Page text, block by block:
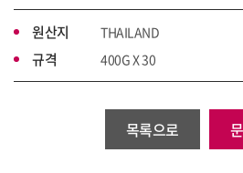
원산지 THAILAND
규격 400G X 30
목록으로